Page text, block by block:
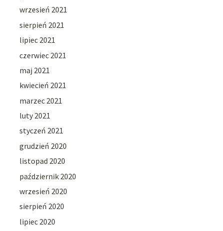
wrzesień 2021
sierpień 2021
lipiec 2021
czerwiec 2021
maj 2021
kwiecień 2021
marzec 2021
luty 2021
styczeń 2021
grudzień 2020
listopad 2020
październik 2020
wrzesień 2020
sierpień 2020
lipiec 2020